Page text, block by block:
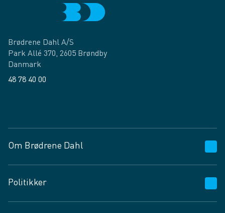
Brødrene Dahl A/S
Park Allé 370, 2605 Brøndby
Danmark
48 78 40 00
Om Brødrene Dahl
Vagttelefon 30 10 89 89
Spørgsmål og svar
Politikker